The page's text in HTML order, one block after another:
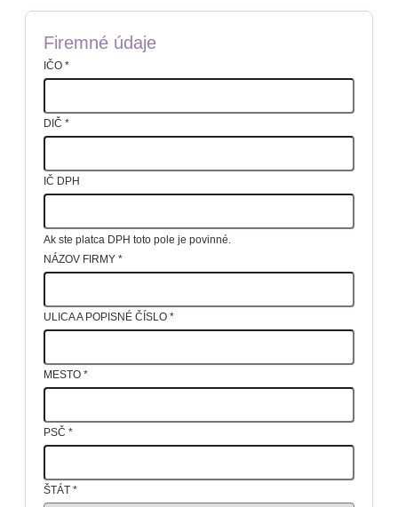
Firemné údaje
IČO *
DIČ *
IČ DPH
Ak ste platca DPH toto pole je povinné.
NÁZOV FIRMY *
ULICA A POPISNÉ ČÍSLO *
MESTO *
PSČ *
ŠTÁT *